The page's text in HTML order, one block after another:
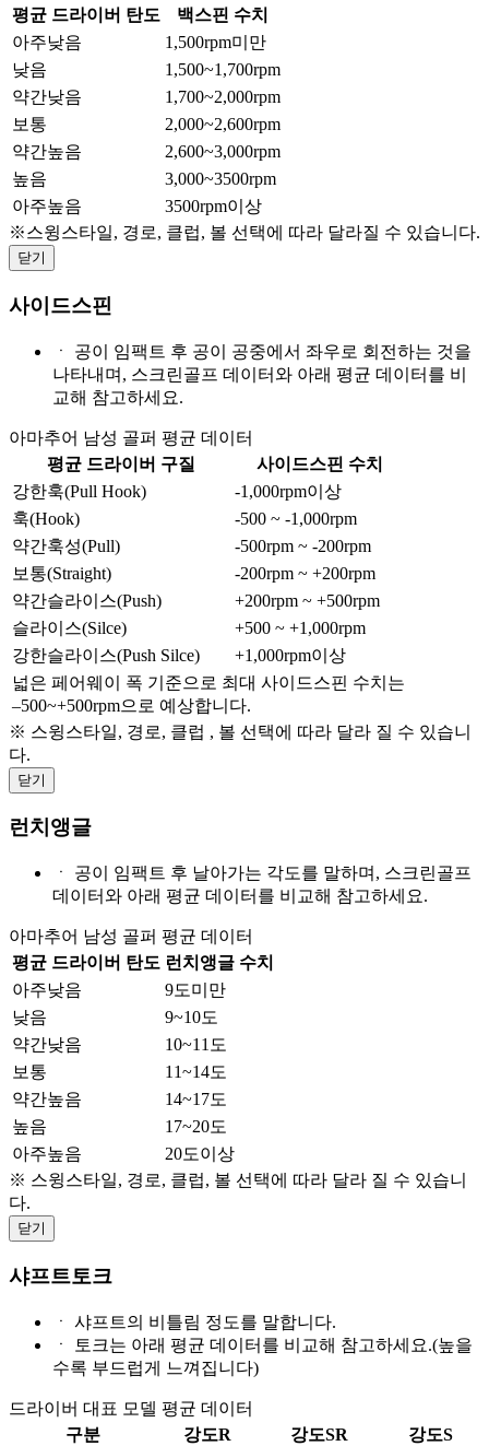
평균 드라이버 탄도
백스핀 수치
아주낮음
1,500rpm미만
낮음
1,500~1,700rpm
약간낮음
1,700~2,000rpm
보통
2,000~2,600rpm
약간높음
2,600~3,000rpm
높음
3,000~3500rpm
아주높음
3500rpm이상
※스윙스타일, 경로, 클럽, 볼 선택에 따라 달라질 수 있습니다.
닫기
사이드스핀
ㆍ
공이 임팩트 후 공이 공중에서 좌우로 회전하는 것을
나타내며, 스크린골프 데이터와 아래 평균 데이터를 비
교해 참고하세요.
아마추어 남성 골퍼 평균 데이터
평균 드라이버 구질
사이드스핀 수치
강한훅(Pull Hook)
-1,000rpm이상
훅(Hook)
-500 ~ -1,000rpm
약간훅성(Pull)
-500rpm ~ -200rpm
보통(Straight)
-200rpm ~ +200rpm
약간슬라이스(Push)
+200rpm ~ +500rpm
슬라이스(Silce)
+500 ~ +1,000rpm
강한슬라이스(Push Silce)
+1,000rpm이상
넓은 페어웨이 폭 기준으로 최대 사이드스핀 수치는
–500~+500rpm으로 예상합니다.
※ 스윙스타일, 경로, 클럽 , 볼 선택에 따라 달라 질 수 있습니
다.
닫기
런치앵글
ㆍ
공이 임팩트 후 날아가는 각도를 말하며, 스크린골프
데이터와 아래 평균 데이터를 비교해 참고하세요.
아마추어 남성 골퍼 평균 데이터
평균 드라이버 탄도 런치앵글 수치
아주낮음
9도미만
낮음
9~10도
약간낮음
10~11도
보통
11~14도
약간높음
14~17도
높음
17~20도
아주높음
20도이상
※ 스윙스타일, 경로, 클럽, 볼 선택에 따라 달라 질 수 있습니
다.
닫기
샤프트토크
ㆍ
샤프트의 비틀림 정도를 말합니다.
ㆍ
토크는 아래 평균 데이터를 비교해 참고하세요.(높을
수록 부드럽게 느껴집니다)
드라이버 대표 모델 평균 데이터
구분
강도R 강도SR 강도S